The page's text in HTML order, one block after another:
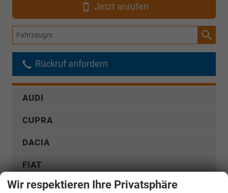
Jetzt anrufen
Fahrzeugnr.
Rückruf anfordern
AUDI
CUPRA
DACIA
FIAT
FORD
Wir respektieren Ihre Privatsphäre